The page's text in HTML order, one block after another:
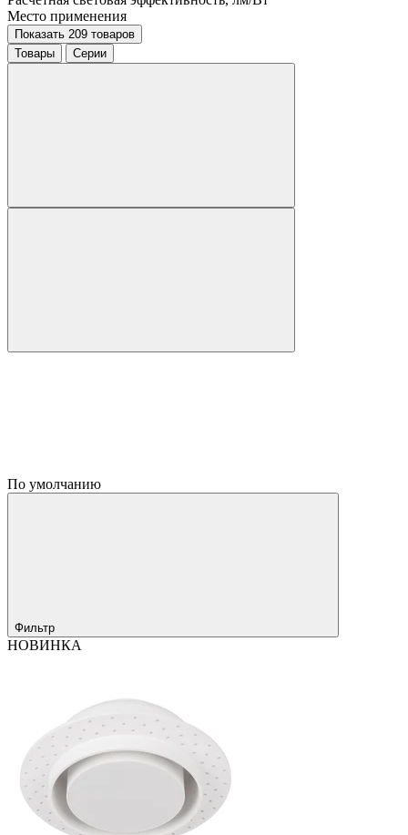
Место применения
Показать 209 товаров
Товары
Серии
По умолчанию
Фильтр
НОВИНКА